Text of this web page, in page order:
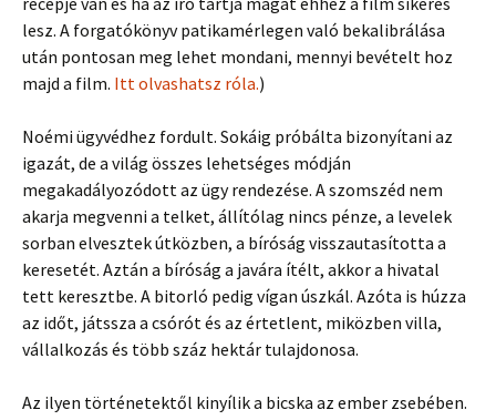
lesz. A forgatókönyv patikamérlegen való bekalibrálása
után pontosan meg lehet mondani, mennyi bevételt hoz
majd a film. Itt olvashatsz róla.)
Noémi ügyvédhez fordult. Sokáig próbálta bizonyítani az
igazát, de a világ összes lehetséges módján
megakadályozódott az ügy rendezése. A szomszéd nem
akarja megvenni a telket, állítólag nincs pénze, a levelek
sorban elvesztek útközben, a bíróság visszautasította a
keresetét. Aztán a bíróság a javára ítélt, akkor a hivatal
tett keresztbe. A bitorló pedig vígan úszkál. Azóta is húzza
az időt, játssza a csórót és az értetlent, miközben villa,
vállalkozás és több száz hektár tulajdonosa.
Az ilyen történetektől kinyílik a bicska az ember zsebében.